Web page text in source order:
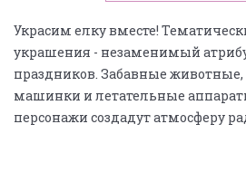
Украсим елку вместе!
украшения - незаменимый
праздников. Забавные
машинки и летательные
персонажи создадут атмосферу